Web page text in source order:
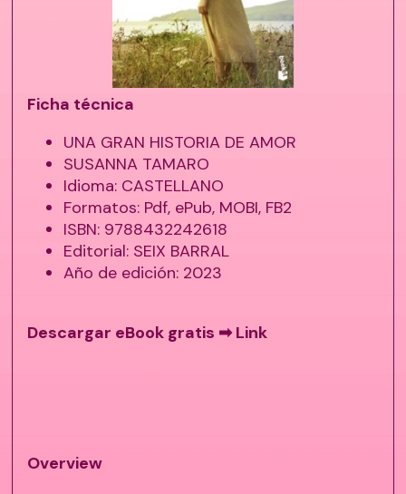
Ficha técnica
UNA GRAN HISTORIA DE AMOR
SUSANNA TAMARO
Idioma: CASTELLANO
Formatos: Pdf, ePub, MOBI, FB2
ISBN: 9788432242618
Editorial: SEIX BARRAL
Año de edición: 2023
Descargar eBook gratis ➡ Link
Overview